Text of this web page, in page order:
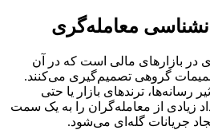
معامله‌گری
در بازارهای مالی است که در آن
گروهی تصمیم‌گیری می‌کنند.
رسانه‌ها، ترندهای بازار یا حتی
زیادی از معامله‌گران را به یک سمت
جریانات گله‌ای می‌شود.